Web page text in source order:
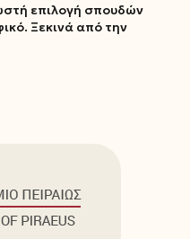
επιλογή σπουδών
Ξεκινά από την